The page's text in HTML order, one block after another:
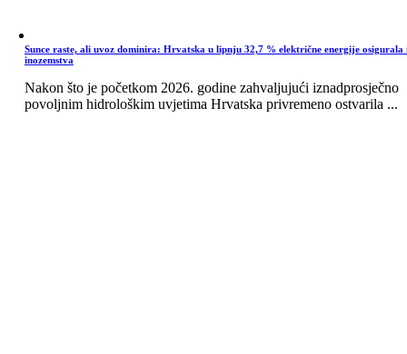
Sunce raste, ali uvoz dominira: Hrvatska u lipnju 32,7 % električne energije osigurala
inozemstva
Nakon što je početkom 2026. godine zahvaljujući iznadprosječno
povoljnim hidrološkim uvjetima Hrvatska privremeno ostvarila ...